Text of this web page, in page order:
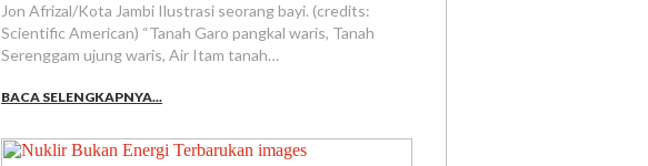
Jon Afrizal/Kota Jambi Ilustrasi seorang bayi. (credits:
Scientific American) “Tanah Garo pangkal waris, Tanah
Serenggam ujung waris, Air Itam tanah…
BACA SELENGKAPNYA...